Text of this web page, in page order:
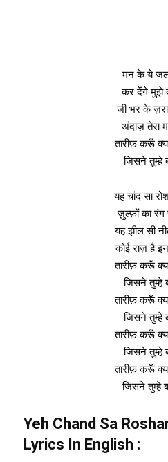
मन के ये
कर देंगे मुझे
जी भर के
अंदाज़ तेरा
तारीफ़ करूँ
जिसने तुम्हे
यह चांद सा
ज़ुल्फ़ों का रंग
यह झील सी
कोई राज़ है
तारीफ़ करूँ
जिसने तुम्हे
तारीफ़ करूँ
जिसने तुम्हे
तारीफ़ करूँ
जिसने तुम्हे
तारीफ़ करूँ
जिसने तुम्हे
Yeh Chand Sa
Lyrics In English :